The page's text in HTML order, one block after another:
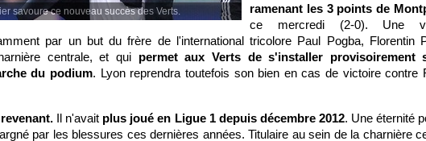
savoure ce nouveau succès des Verts.
ramenant les 3 points de
ce mercredi (2-0). Une
par un but du frère de l'international tricolore Paul Pogba, Florentin
centrale, et qui permet aux Verts de s'installer provisoirement
du podium. Lyon reprendra toutefois son bien en cas de victoire contre
Il n'avait plus joué en Ligue 1 depuis décembre 2012. Une éternité
par les blessures ces dernières années. Titulaire au sein de la charnière